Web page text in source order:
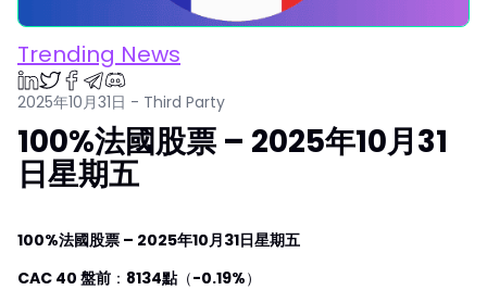
Trending News
2025年10月31日 - Third Party
100%法國股票 – 2025年10月31
日星期五
100%法國股票 – 2025年10月31日星期五
CAC 40 盤前 ： 8134點（-0.19%）